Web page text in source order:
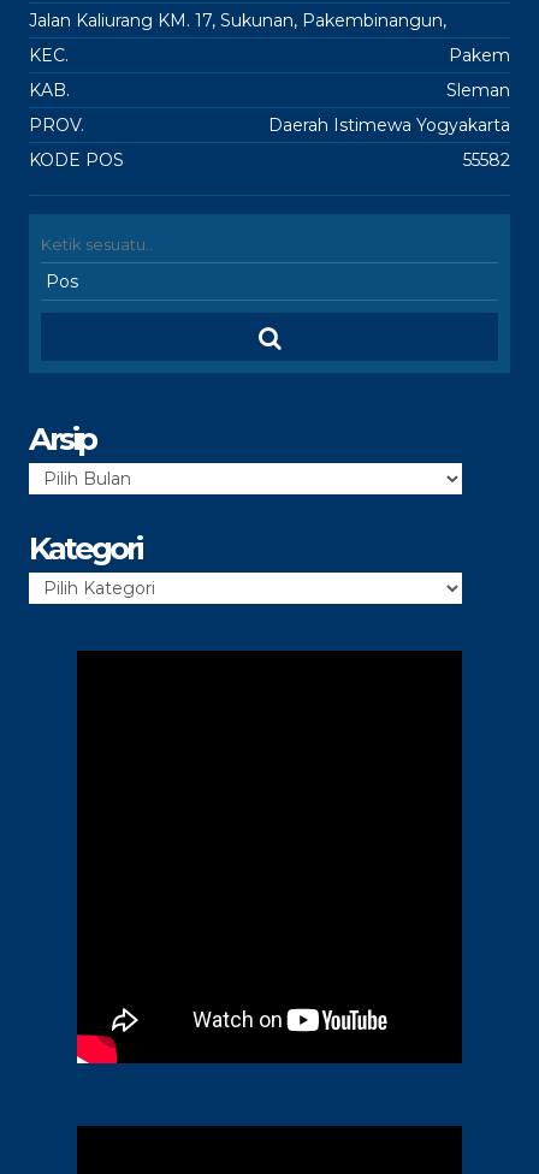
Jalan Kaliurang KM. 17, Sukunan, Pakembinangun,
KEC.
Pakem
KAB.
Sleman
PROV.
Daerah Istimewa Yogyakarta
KODE POS
55582
Arsip
Arsip
Kategori
Kategori